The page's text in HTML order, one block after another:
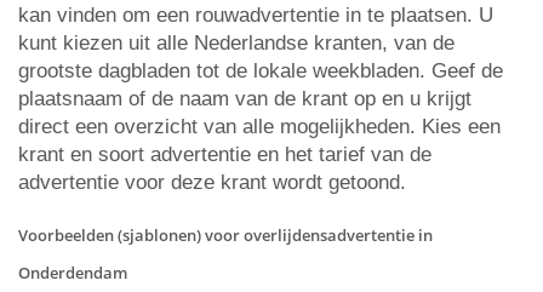
kan vinden om een rouwadvertentie in te plaatsen. U
kunt kiezen uit alle Nederlandse kranten, van de
grootste dagbladen tot de lokale weekbladen. Geef de
plaatsnaam of de naam van de krant op en u krijgt
direct een overzicht van alle mogelijkheden. Kies een
krant en soort advertentie en het tarief van de
advertentie voor deze krant wordt getoond.
Voorbeelden (sjablonen) voor overlijdensadvertentie in
Onderdendam